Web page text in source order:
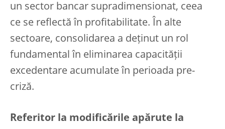
un sector bancar supradimensionat, ceea
ce se reflectă în profitabilitate. În alte
sectoare, consolidarea a deținut un rol
fundamental în eliminarea capacității
excedentare acumulate în perioada pre-
criză.
Referitor la modificările apărute la